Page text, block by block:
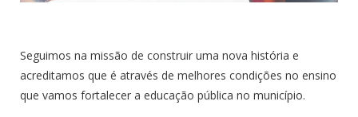
Seguimos na missão de construir uma nova história e
acreditamos que é através de melhores condições no ensino
que vamos fortalecer a educação pública no município.